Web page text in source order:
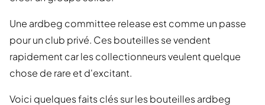
Une ardbeg committee release est comme un passe
pour un club privé. Ces bouteilles se vendent
rapidement car les collectionneurs veulent quelque
chose de rare et d'excitant.
Voici quelques faits clés sur les bouteilles ardbeg